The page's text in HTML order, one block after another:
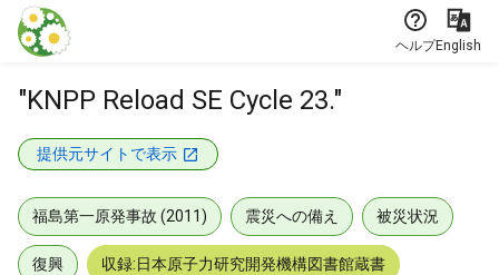
本文に飛ぶ
ヘルプEnglish
"KNPP Reload SE Cycle 23."
提供元サイトで表示
福島第一原発事故 (2011) 震災への備え 被災状況
復興 収録:日本原子力研究開発機構図書館蔵書